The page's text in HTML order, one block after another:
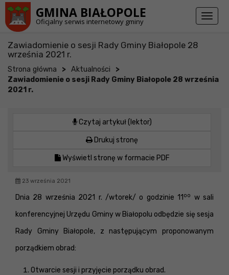
GMINA BIAŁOPOLE
Oficjalny serwis internetowy gminy
Toggle
Zawiadomienie o sesji Rady Gminy Białopole 28
września 2021 r.
Strona główna > Aktualności >
Zawiadomienie o sesji Rady Gminy Białopole 28 września
2021 r.
Czytaj artykuł (lektor)
Drukuj stronę
Wyświetl stronę w formacie PDF
23 września 2021
Dnia 28 września 2021 r. /wtorek/ o godzinie 11 oo w sali
konferencyjnej Urzędu Gminy w Białopolu odbędzie się sesja
Rady Gminy Białopole, z następującym proponowanym
porządkiem obrad:
Otwarcie sesji i przyjęcie porządku obrad.